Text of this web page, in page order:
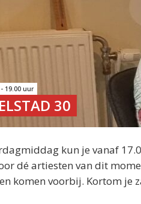
19.00 uur
30
kun je vanaf
dé artiesten van dit
komen voorbij. Kortom je